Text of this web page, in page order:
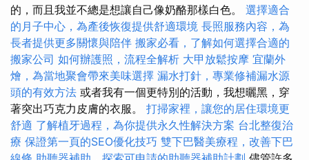
的，而且我並不總是想讓自己像奶酪那樣白色。 選擇適合
的月子中心，為產後恢復提供舒適環境 長照服務內容，為
長者提供更多關懷與陪伴 搬家必看，了解如何選擇合適的
搬家公司 如何辦護照，流程全解析 大甲放鬆按摩 宜蘭外
燴，為當地聚會帶來美味選擇 漏水打針，專業修補漏水源
頭的有效方法 或者我有一個更特別的活動，我想曬黑，穿
著突出巧克力皮膚的衣服。 打掃家裡，讓您的居住環境更
舒適 了解植牙過程，為你提供永久性解決方案 台北整復治
療 保證第一頁的SEO優化技巧 雙下巴醫美療程，改善下巴